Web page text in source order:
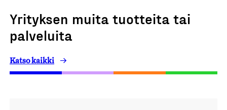
Yrityksen muita tuotteita tai
palveluita
Katso kaikki